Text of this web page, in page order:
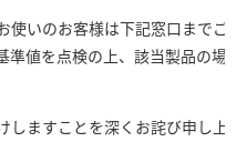
使いのお客様は下記窓口までご
準値を点検の上、該当製品の場
しますことを深くお詫び申し上